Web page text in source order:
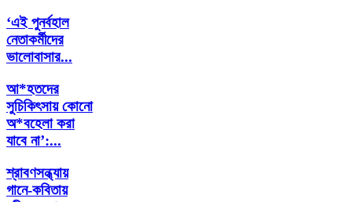
‘এই পুনর্বহাল
নেতাকর্মীদের
ভালোবাসার...
আ*হতদের
সুচিকিৎসায় কোনো
অ*বহেলা করা
যাবে না’:...
শ্রাবণসন্ধ্যায়
গানে-কবিতায়